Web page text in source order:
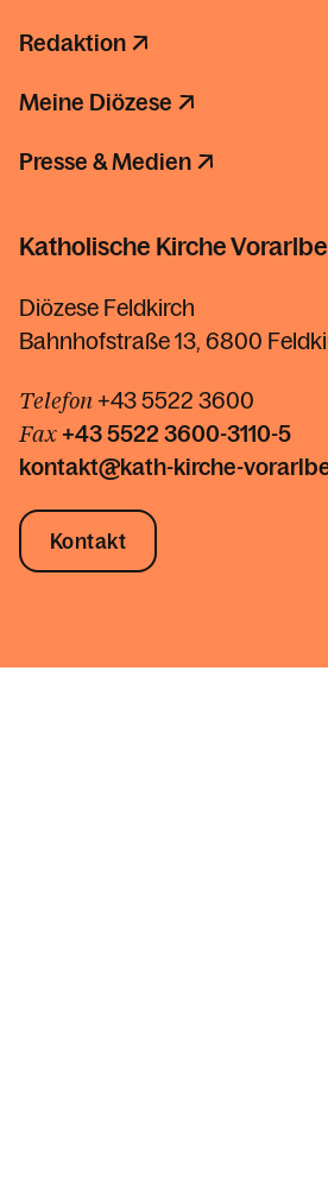
Redaktion
Meine Diözese
Presse & Medien
Katholische Kirche
Diözese Feldkirch
Bahnhofstraße 13, 6800
Telefon +43 5522 3600
Fax+43 5522 3600-3110-5
kontakt@kath-kirche-
Kontakt